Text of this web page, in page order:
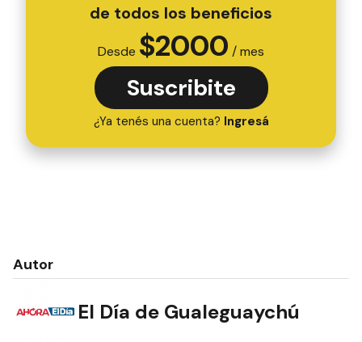
de todos los beneficios
Desde $2000 / mes
Suscribite
¿Ya tenés una cuenta? Ingresá
Autor
El Día de Gualeguaychú